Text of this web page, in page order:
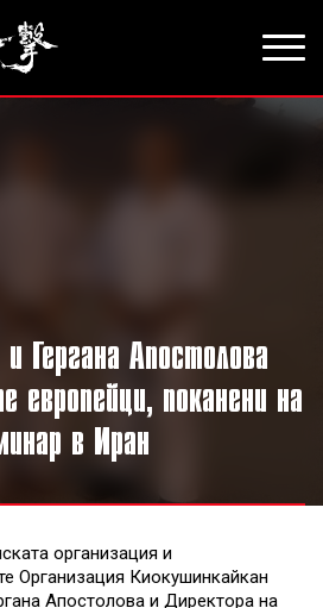
Гергана Апостолова
европейци, поканени на
в Иран
организация и
Организация Киокушинкайкан
Апостолова и Директора на